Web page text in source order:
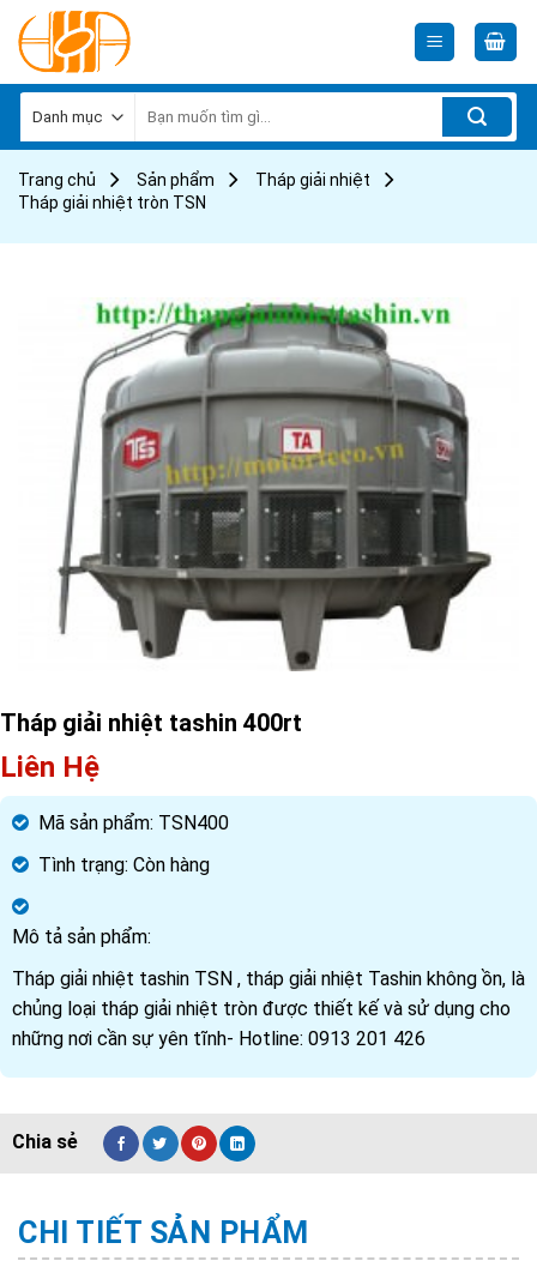
Skip
to
content
kiếm:
Trang chủ Sản phẩm
Tháp giải nhiệt
Tháp giải nhiệt tròn TSN
Tháp giải nhiệt tashin 400rt
Liên Hệ
Mã sản phẩm: TSN400
Tình trạng: Còn hàng
Mô tả sản phẩm:
Tháp giải nhiệt tashin TSN , tháp giải nhiệt Tashin không ồn, là
chủng loại tháp giải nhiệt tròn được thiết kế và sử dụng cho
những nơi cần sự yên tĩnh- Hotline: 0913 201 426
CHI TIẾT SẢN PHẨM